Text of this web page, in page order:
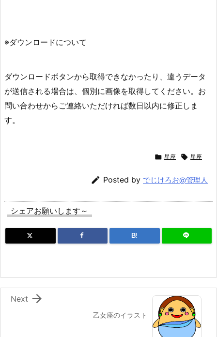
※ダウンロードについて
ダウンロードボタンから取得できなかったり、違うデータ
が送信される場合は、個別に画像を取得してください。お
問い合わせからご連絡いただければ数日以内に修正しま
す。
 星座  星座
 Posted by でじけろお@管理人
シェアお願いします～
B!
乙女座のイラスト

Next